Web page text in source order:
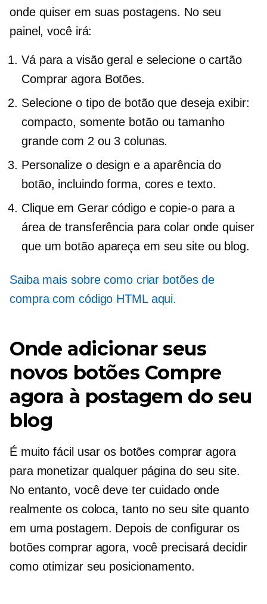
onde quiser em suas postagens. No seu
painel, você irá:
Vá para a visão geral e selecione o cartão
Comprar agora Botões.
Selecione o tipo de botão que deseja exibir:
compacto, somente botão ou tamanho
grande com 2 ou 3 colunas.
Personalize o design e a aparência do
botão, incluindo forma, cores e texto.
Clique em Gerar código e copie-o para a
área de transferência para colar onde quiser
que um botão apareça em seu site ou blog.
Saiba mais sobre como criar botões de
compra com código HTML aqui.
Onde adicionar seus
novos botões Compre
agora à postagem do seu
blog
É muito fácil usar os botões comprar agora
para monetizar qualquer página do seu site.
No entanto, você deve ter cuidado onde
realmente os coloca, tanto no seu site quanto
em uma postagem. Depois de configurar os
botões comprar agora, você precisará decidir
como otimizar seu posicionamento.